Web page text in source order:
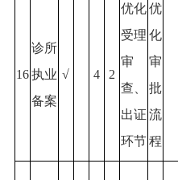
16
诊所
执业
备案
√ 4 2
优化
受理
审
查、
出证
环节
优
化
审
批
流
程